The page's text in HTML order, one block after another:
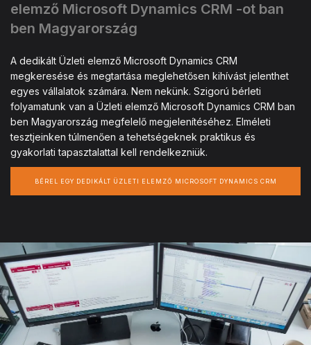
elemző Microsoft Dynamics CRM -ot ban
ben Magyarország
A dedikált Üzleti elemző Microsoft Dynamics CRM
megkeresése és megtartása meglehetősen kihívást jelenthet
egyes vállalatok számára. Nem nekünk. Szigorú bérleti
folyamatunk van a Üzleti elemző Microsoft Dynamics CRM ban
ben Magyarország megfelelő megjelenítéséhez. Elméleti
tesztjeinken túlmenően a tehetségeknek praktikus és
gyakorlati tapasztalattal kell rendelkezniük.
BÉREL EGY DEDIKÁLT ÜZLETI ELEMZŐ MICROSOFT DYNAMICS CRM